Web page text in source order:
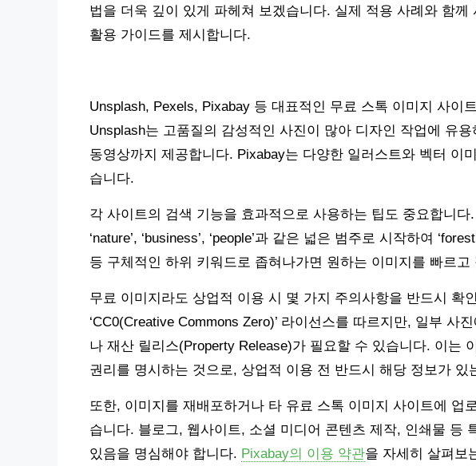
법을 더욱 깊이 있게 파헤쳐 보겠습니다. 실제 적용 사례와 함께
활용 가이드를 제시합니다.
Unsplash, Pexels, Pixabay 등 대표적인 무료 스톡 이미지 사이
Unsplash는 고품질의 감성적인 사진이 많아 디자인 작업에 유
동영상까지 제공합니다. Pixabay는 다양한 일러스트와 벡터 이
습니다.
각 사이트의 검색 기능을 효과적으로 사용하는 팁도 중요합니
‘nature’, ‘business’, ‘people’과 같은 넓은 범주로 시작하여
등 구체적인 하위 키워드로 좁혀나가면 원하는 이미지를 빠르
무료 이미지라도 상업적 이용 시 몇 가지 주의사항을 반드시 확
‘CC0(Creative Commons Zero)’ 라이선스를 따르지만, 일부 사
나 재산 릴리스(Property Release)가 필요할 수 있습니다. 이는
권리를 명시하는 것으로, 상업적 이용 전 반드시 해당 정보가 있
또한, 이미지를 재배포하거나 타 유료 스톡 이미지 사이트에 업
습니다. 블로그, 웹사이트, 소셜 미디어 콘텐츠 제작, 인쇄물 등
있음을 명심해야 합니다. Pixabay의 이용 약관을 자세히 살펴보